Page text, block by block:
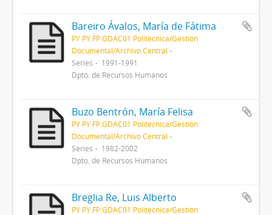
Bareiro Ávalos, María de Fátima
PY PY.FP.GDAC01 Politécnica/Gestión
Documental/Archivo Central
Series
1991-1991
Dpto. de Recursos Humanos
Buzo Bentrón, María Felisa
PY PY.FP.GDAC01 Politécnica/Gestión
Documental/Archivo Central
Series
1982-2002
Dpto. de Recursos Humanos
Breglia Re, Luis Alberto
PY PY.FP.GDAC01 Politécnica/Gestión